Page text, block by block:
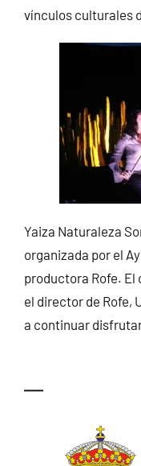
vínculos culturales
Yaiza Naturaleza
organizada por el
productora Rofe. El
el director de Rofe,
a continuar
—